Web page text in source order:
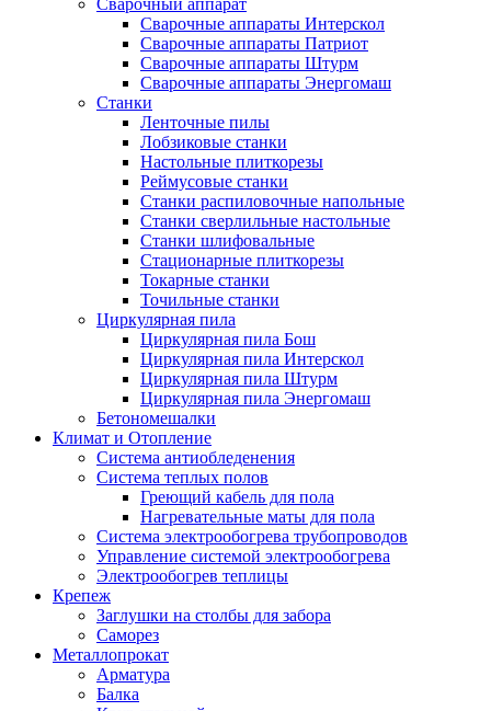
Сварочный аппарат
Сварочные аппараты Интерскол
Сварочные аппараты Патриот
Сварочные аппараты Штурм
Сварочные аппараты Энергомаш
Станки
Ленточные пилы
Лобзиковые станки
Настольные плиткорезы
Реймусовые станки
Станки распиловочные напольные
Станки сверлильные настольные
Станки шлифовальные
Стационарные плиткорезы
Токарные станки
Точильные станки
Циркулярная пила
Циркулярная пила Бош
Циркулярная пила Интерскол
Циркулярная пила Штурм
Циркулярная пила Энергомаш
Бетономешалки
Климат и Отопление
Система антиобледенения
Система теплых полов
Греющий кабель для пола
Нагревательные маты для пола
Система электрообогрева трубопроводов
Управление системой электрообогрева
Электрообогрев теплицы
Крепеж
Заглушки на столбы для забора
Саморез
Металлопрокат
Арматура
Балка